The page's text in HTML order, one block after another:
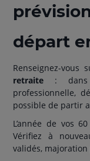
départ
Renseignez-vous
retraite : dans
professionnelle,
possible de partir
L’année de vos
Vérifiez à
validés,